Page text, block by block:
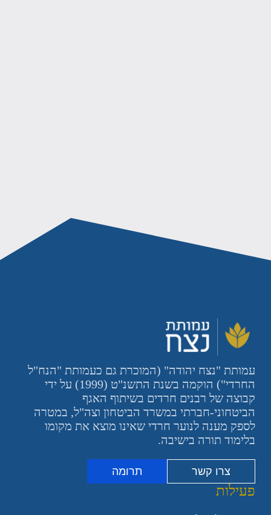
עמותת "נצח יהודה" (המוכרת גם כעמותת "הנח"ל
החרדי") הוקמה בשנת התשנ"ט (1999) על ידי
קבוצה של רבנים חרדים בשיתוף האגף
הביטחוני-חברתי במשרד הביטחון וצה"ל, במטרה
לספק מענה לנוער חרדי שאינו מוצא את מקומו
בלימוד תורה בישיבה.
צרו קשר תרומה
פעילות